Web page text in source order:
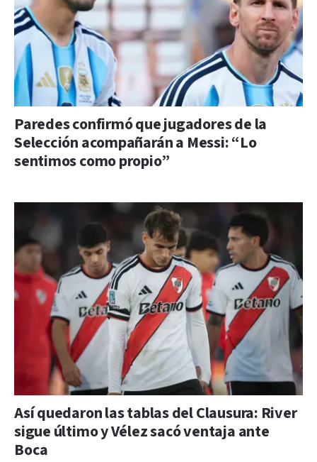
Paredes confirmó que jugadores de la
Selección acompañarán a Messi: “Lo
sentimos como propio”
Así quedaron las tablas del Clausura: River
sigue último y Vélez sacó ventaja ante
Boca